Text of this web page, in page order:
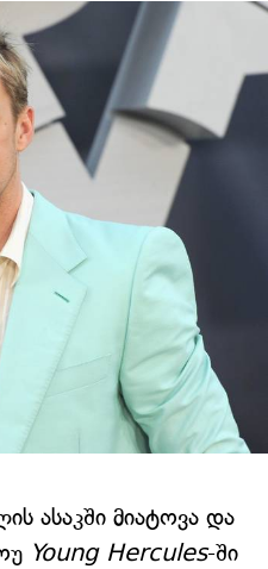
ასაკში მიატოვა და
Young Hercules-ში